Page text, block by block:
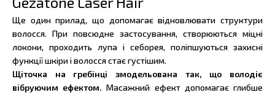
Ще один прилад, що допомагає відновлювати структури
волосся. При повсюдне застосування, створюються міцні
локони, проходить лупа і себорея, поліпшуються захисні
функції шкіри і волосся стає густішим.
Щіточка на гребінці змодельована так, що володіє
вібруючим ефектом.Масажний ефект допомагає глибше